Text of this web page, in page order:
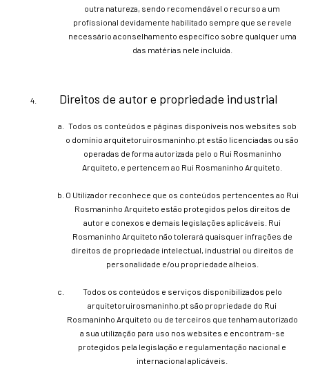
outra natureza, sendo recomendável o recurso a um
profissional devidamente habilitado sempre que se revele
necessário aconselhamento específico sobre qualquer uma
das matérias nele incluída.
Direitos de autor e propriedade industrial
Todos os conteúdos e páginas disponíveis nos websites sob
o domínio arquitetoruirosmaninho.pt estão licenciadas ou são
operadas de forma autorizada pelo o Rui Rosmaninho
Arquiteto, e pertencem ao Rui Rosmaninho Arquiteto.
O Utilizador reconhece que os conteúdos pertencentes ao Rui
Rosmaninho Arquiteto estão protegidos pelos direitos de
autor e conexos e demais legislações aplicáveis. Rui
Rosmaninho Arquiteto não tolerará quaisquer infrações de
direitos de propriedade intelectual, industrial ou direitos de
personalidade e/ou propriedade alheios.
Todos os conteúdos e serviços disponibilizados pelo
arquitetoruirosmaninho.pt são propriedade do Rui
Rosmaninho Arquiteto ou de terceiros que tenham autorizado
a sua utilização para uso nos websites e encontram-se
protegidos pela legislação e regulamentação nacional e
internacional aplicáveis.